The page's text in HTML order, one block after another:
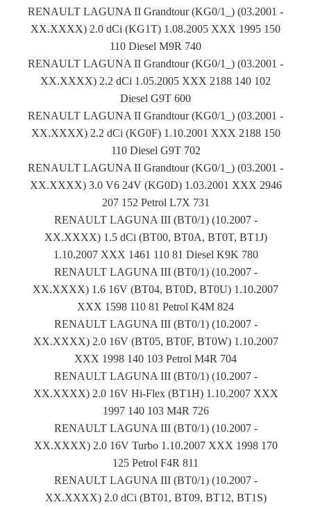
RENAULT LAGUNA II Grandtour (KG0/1_) (03.2001 -
XX.XXXX) 2.0 dCi (KG1T) 1.08.2005 XXX 1995 150
110 Diesel M9R 740
RENAULT LAGUNA II Grandtour (KG0/1_) (03.2001 -
XX.XXXX) 2.2 dCi 1.05.2005 XXX 2188 140 102
Diesel G9T 600
RENAULT LAGUNA II Grandtour (KG0/1_) (03.2001 -
XX.XXXX) 2.2 dCi (KG0F) 1.10.2001 XXX 2188 150
110 Diesel G9T 702
RENAULT LAGUNA II Grandtour (KG0/1_) (03.2001 -
XX.XXXX) 3.0 V6 24V (KG0D) 1.03.2001 XXX 2946
207 152 Petrol L7X 731
RENAULT LAGUNA III (BT0/1) (10.2007 -
XX.XXXX) 1.5 dCi (BT00, BT0A, BT0T, BT1J)
1.10.2007 XXX 1461 110 81 Diesel K9K 780
RENAULT LAGUNA III (BT0/1) (10.2007 -
XX.XXXX) 1.6 16V (BT04, BT0D, BT0U) 1.10.2007
XXX 1598 110 81 Petrol K4M 824
RENAULT LAGUNA III (BT0/1) (10.2007 -
XX.XXXX) 2.0 16V (BT05, BT0F, BT0W) 1.10.2007
XXX 1998 140 103 Petrol M4R 704
RENAULT LAGUNA III (BT0/1) (10.2007 -
XX.XXXX) 2.0 16V Hi-Flex (BT1H) 1.10.2007 XXX
1997 140 103 M4R 726
RENAULT LAGUNA III (BT0/1) (10.2007 -
XX.XXXX) 2.0 16V Turbo 1.10.2007 XXX 1998 170
125 Petrol F4R 811
RENAULT LAGUNA III (BT0/1) (10.2007 -
XX.XXXX) 2.0 dCi (BT01, BT09, BT12, BT1S)